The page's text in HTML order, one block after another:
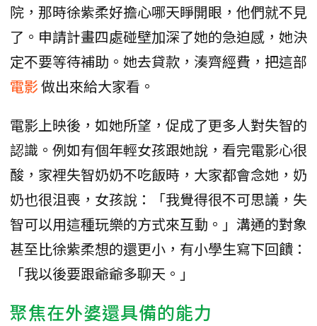
院，那時徐紫柔好擔心哪天睜開眼，他們就不見
了。申請計畫四處碰壁加深了她的急迫感，她決
定不要等待補助。她去貸款，湊齊經費，把這部
電影做出來給大家看。
電影上映後，如她所望，促成了更多人對失智的
認識。例如有個年輕女孩跟她說，看完電影心很
酸，家裡失智奶奶不吃飯時，大家都會念她，奶
奶也很沮喪，女孩說：「我覺得很不可思議，失
智可以用這種玩樂的方式來互動。」溝通的對象
甚至比徐紫柔想的還更小，有小學生寫下回饋：
「我以後要跟爺爺多聊天。」
聚焦在外婆還具備的能力